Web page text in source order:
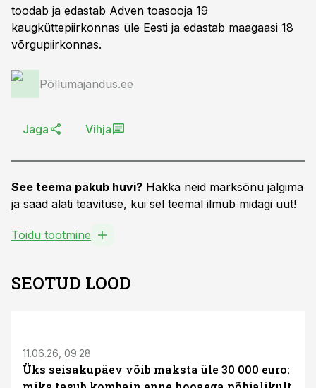
toodab ja edastab Adven toasooja 19
kaugküttepiirkonnas üle Eesti ja edastab maagaasi 18
võrgupiirkonnas.
Põllumajandus.ee
Jaga Vihja
See teema pakub huvi? Hakka neid märksõnu jälgima
ja saad alati teavituse, kui sel teemal ilmub midagi uut!
Toidu tootmine
SEOTUD LOOD
11.06.26, 09:28
Üks seisakupäev võib maksta üle 30 000 euro: